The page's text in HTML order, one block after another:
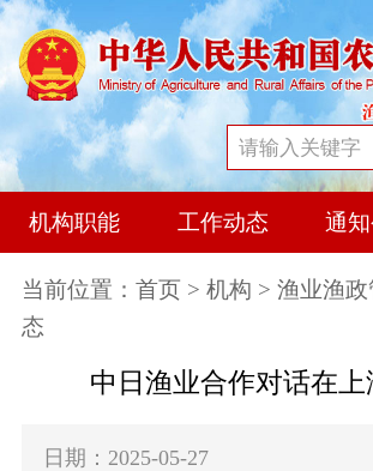
机构职能 工作动态 通
当前位置： 首页 > 机构 > 渔业渔
态
中日渔业合作对话在上
日期：2025-05-27